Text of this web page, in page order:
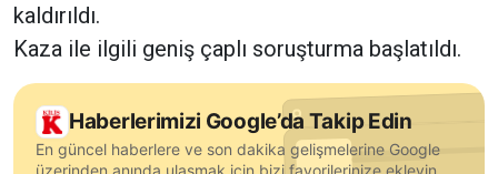
kaldırıldı.
Kaza ile ilgili geniş çaplı soruşturma başlatıldı.
Haberlerimizi Google’da Takip Edin
En güncel haberlere ve son dakika gelişmelerine Google
üzerinden anında ulaşmak için bizi favorilerinize ekleyin.